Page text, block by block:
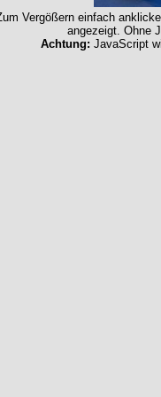
Vergößern einfach
angezeigt. Ohne
Achtung: JavaScript